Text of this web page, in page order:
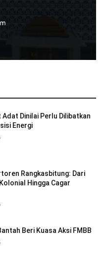
Adat Dinilai Perlu Dilibatkan
Energi
Rangkasbitung: Dari
Hingga Cagar
Beri Kuasa Aksi FMBB